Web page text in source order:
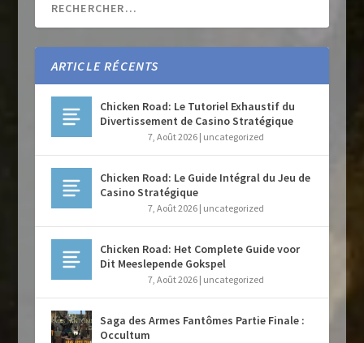
ARTICLE RÉCENTS
Chicken Road: Le Tutoriel Exhaustif du
Divertissement de Casino Stratégique
7, Août 2026 | uncategorized
Chicken Road: Le Guide Intégral du Jeu de
Casino Stratégique
7, Août 2026 | uncategorized
Chicken Road: Het Complete Guide voor
Dit Meeslepende Gokspel
7, Août 2026 | uncategorized
Saga des Armes Fantômes Partie Finale :
Occultum